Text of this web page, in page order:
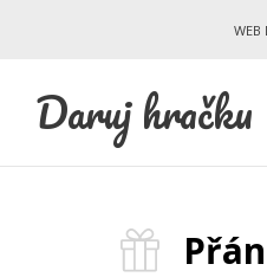
WEB
Daruj hračku